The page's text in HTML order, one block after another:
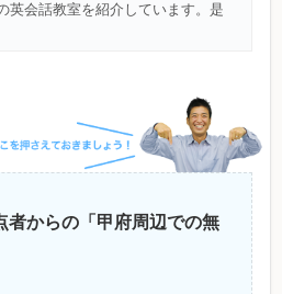
英会話教室を紹介しています。是
者からの「甲府周辺での無